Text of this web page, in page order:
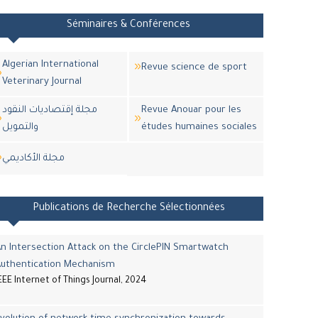
Séminaires & Conférences
Algerian International
Veterinary Journal
Revue science de sport
مجلة إقتصاديات النقود
والتمويل
Revue Anouar pour les
études humaines sociales
مجلة اﻷكاديمي
Publications de Recherche Sélectionnées
Intersection Attack on the CirclePIN Smartwatch
Mechanism
Internet of Things Journal, 2024